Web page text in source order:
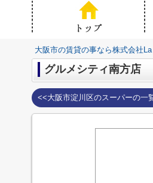
大阪市の賃貸の事なら株式会社
グルメシティ南方店
<<大阪市淀川区のスーパーの一